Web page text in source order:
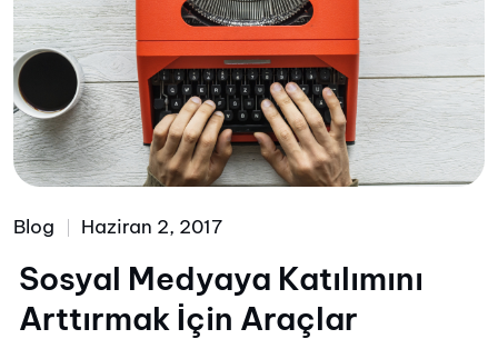
Blog Haziran 2, 2017
Sosyal Medyaya Katılımını
Arttırmak İçin Araçlar